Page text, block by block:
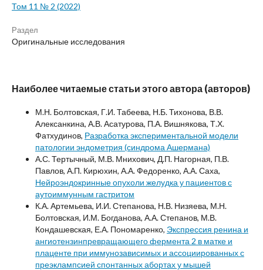
Том 11 № 2 (2022)
Раздел
Оригинальные исследования
Наиболее читаемые статьи этого автора (авторов)
М.Н. Болтовская, Г.И. Табеева, Н.Б. Тихонова, В.В.
Алексанкина, А.В. Асатурова, П.А. Вишнякова, Т.Х.
Фатхудинов, Разработка экспериментальной модели
патологии эндометрия (синдрома Ашермана)
А.С. Тертычный, М.В. Мнихович, Д.П. Нагорная, П.В.
Павлов, А.П. Кирюхин, А.А. Федоренко, А.А. Саха,
Нейроэндокринные опухоли желудка у пациентов с
аутоиммунным гастритом
К.А. Артемьева, И.И. Степанова, Н.В. Низяева, М.Н.
Болтовская, И.М. Богданова, А.А. Степанов, М.В.
Кондашевская, Е.А. Пономаренко, Экспрессия ренина и
ангиотензинпревращающего фермента 2 в матке и
плаценте при иммунозависимых и ассоциированных с
преэклампсией спонтанных абортах у мышей